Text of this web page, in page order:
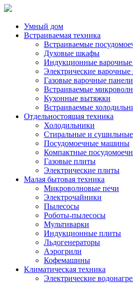
Умный дом
Встраиваемая техника
Встраиваемые
Духовые шкафы
Индукционные варочные
Электрические варочные
Газовые варочные панели
Встраиваемые
Кухонные вытяжки
Встраиваемые
Отдельностоящая техника
Холодильники
Стиральные и
Посудомоечные машины
Компактные
Газовые плиты
Электрические плиты
Малая бытовая техника
Микроволновые печи
Электрочайники
Пылесосы
Роботы-пылесосы
Мультиварки
Индукционные плиты
Льдогенераторы
Аэрогрили
Кофемашины
Климатическая техника
Электрические